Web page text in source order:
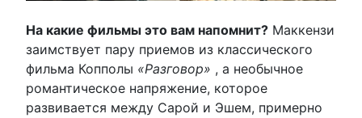
На какие фильмы это вам напомнит? Маккензи
заимствует пару приемов из классического
фильма Копполы «Разговор» , а необычное
романтическое напряжение, которое
развивается между Сарой и Эшем, примерно